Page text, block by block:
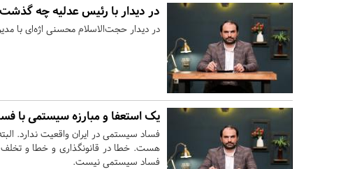
در دیدار با رئیس عدلیه چه
در دیدار حجت‌الاسلام محسنی اژه‌ای با
یک استعفا و مبارزه سیستمی با
فساد سیستمی در ایران واقعیت ندارد.
هست. خطا در قانونگذاری و خطا و
فساد سیستمی نیست.